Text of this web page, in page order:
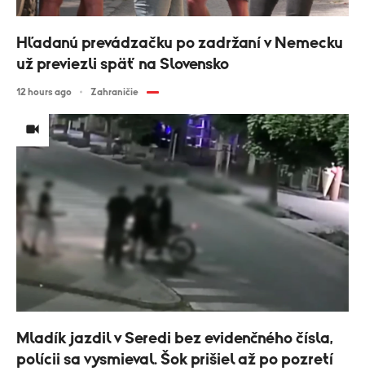
Hľadanú prevádzačku po zadržaní v Nemecku
už previezli späť na Slovensko
12 hours ago Zahraničie
Mladík jazdil v Seredi bez evidenčného čísla,
polícii sa vysmieval. Šok prišiel až po pozretí